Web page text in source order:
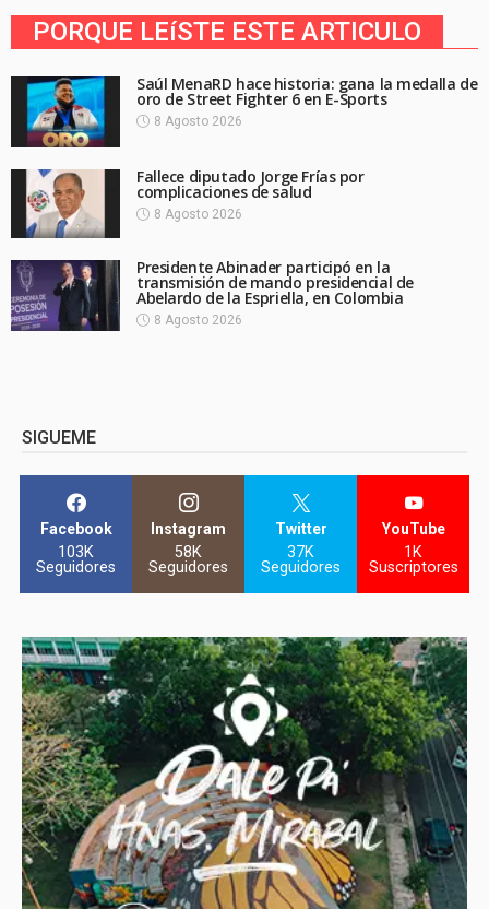
PORQUE LEíSTE ESTE ARTICULO
Saúl MenaRD hace historia: gana la medalla de
oro de Street Fighter 6 en E-Sports
8 Agosto 2026
Fallece diputado Jorge Frías por
complicaciones de salud
8 Agosto 2026
Presidente Abinader participó en la
transmisión de mando presidencial de
Abelardo de la Espriella, en Colombia
8 Agosto 2026
SIGUEME
Facebook
103K
Seguidores
Instagram
58K
Seguidores
Twitter
37K
Seguidores
YouTube
1K
Suscriptores